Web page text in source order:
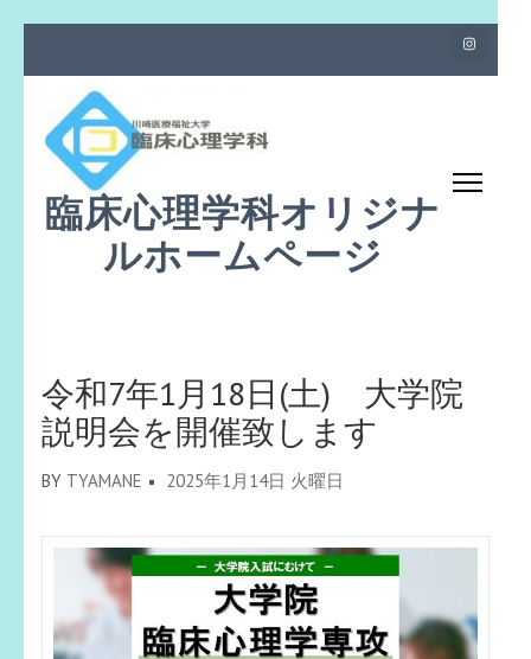
ン
(Enter
押
す)
臨床心理学科オリジナ
ルホームページ
令和7年1月18日(土) 大学院
説明会を開催致します
BY TYAMANE 2025年1月14日 火曜日